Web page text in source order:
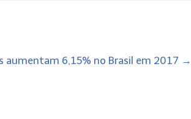
aumentam 6,15% no Brasil em 2017 →